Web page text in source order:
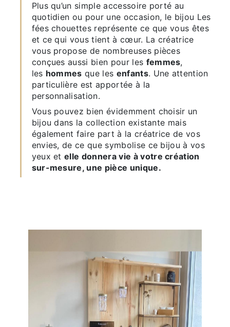
Plus qu’un simple accessoire porté au
quotidien ou pour une occasion, le bijou Les
fées chouettes représente ce que vous êtes
et ce qui vous tient à cœur. La créatrice
vous propose de nombreuses pièces
conçues aussi bien pour les femmes,
les hommes que les enfants. Une attention
particulière est apportée à la
personnalisation.
Vous pouvez bien évidemment choisir un
bijou dans la collection existante mais
également faire part à la créatrice de vos
envies, de ce que symbolise ce bijou à vos
yeux etelle donnera vie à votre création
sur-mesure, une pièce unique.